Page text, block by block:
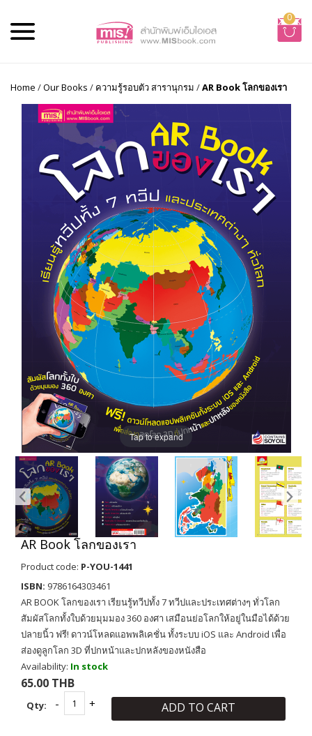
0
Home /Our Books / ความรู้รอบตัว สารานุกรม /AR Book โลกของเรา
Tap to expand
AR Book โลกของเรา
Product code: P-YOU-1441
ISBN: 9786164303461
AR BOOK โลกของเรา เรียนรู้ทวีปทั้ง 7 ทวีปและประเทศต่างๆ ทั่วโลก
สัมผัสโลกทั้งใบด้วยมุมมอง 360 องศา เสมือนย่อโลกให้อยู่ในมือได้ด้วย
ปลายนิ้ว ฟรี! ดาวน์โหลดแอพพลิเคชั่น ทั้งระบบ iOS และ Android เพื่อ
ส่องดูลูกโลก 3D ที่ปกหน้าและปกหลังของหนังสือ
Availability: In stock
65.00 THB
Qty: ADD TO CART